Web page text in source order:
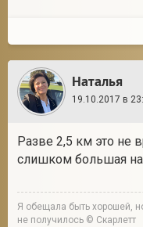
Наталья
19.10.2017 в
Разве 2,5 км это не
слишком большая
Я обещала быть хорошей,
не получилось © Скарлетт